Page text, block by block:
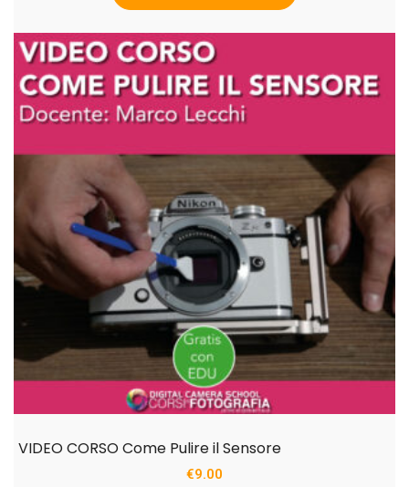
VIDEO CORSO Come Pulire il Sensore
€9.00